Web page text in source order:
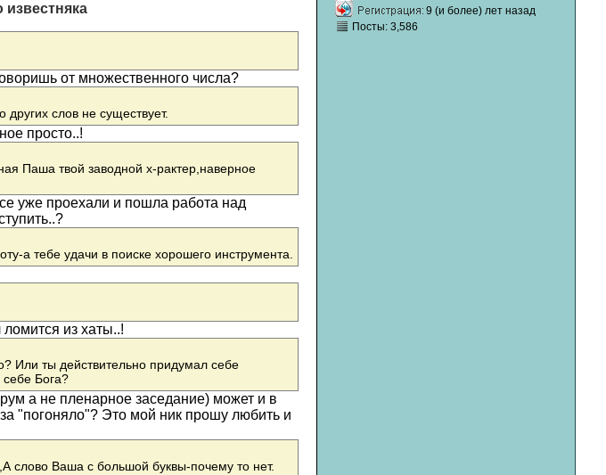
от множественного числа?
слов не существует.
просто..!
Паша твой заводной х-рактер,наверное
уже проехали и пошла работа над
а тебе удачи в поиске хорошего инструмента.
из хаты..!
Или ты действительно придумал себе
Бога?
а не пленарное заседание) может и в
"погоняло"? Это мой ник прошу любить и
слово Ваша с большой буквы-почему то нет.
9 (и более) лет назад
Посты: 3,586